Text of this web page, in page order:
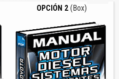
OPCIÓN 2(Box)